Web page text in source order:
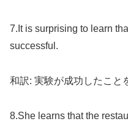
7.It is surprising to learn
successful.
和訳: 実験が成功したこと
8.She learns that the